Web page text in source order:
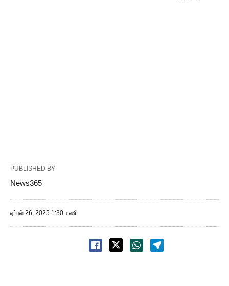
PUBLISHED BY
News365
ஏப்ரல் 26, 2025 1:30 மணி